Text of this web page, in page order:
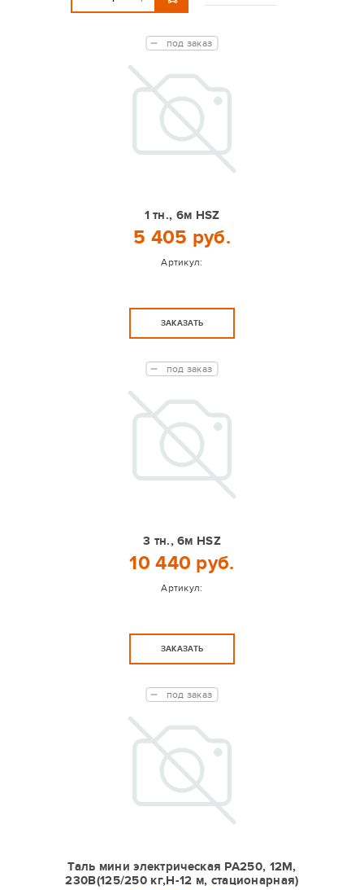
1 тн., 6м HSZ
5 405 руб.
Артикул:
под заказ
ЗАКАЗАТЬ
3 тн., 6м HSZ
10 440 руб.
Артикул:
под заказ
ЗАКАЗАТЬ
Таль мини электрическая РА250, 12М,
230В(125/250 кг,Н-12 м, стационарная)
под заказ